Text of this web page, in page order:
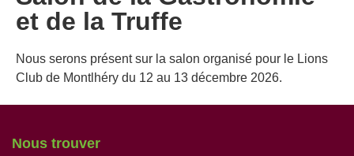
et de la Truffe
Nous serons présent sur la salon organisé pour le Lions
Club de Montlhéry du 12 au 13 décembre 2026.
Nous trouver